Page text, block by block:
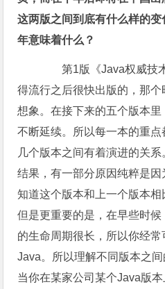
这两版之间到底有什么样的
年意味着什么？
第1版《Java权威技
得流行之后很快出版的，那
想象。在接下来的五个版本
不断延续。所以每一本的重
几个版本之间有着演进的关
结果，有一部分原因纯粹是
知道这个版本和上一个版本相
但是更重要的是，在早些时
的生命周期很长，所以你经
Java。所以理解不同版本之
当你在某家公司某个Java版